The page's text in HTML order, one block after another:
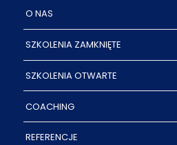
O NAS
SZKOLENIA ZAMKNIĘTE
SZKOLENIA OTWARTE
COACHING
REFERENCJE